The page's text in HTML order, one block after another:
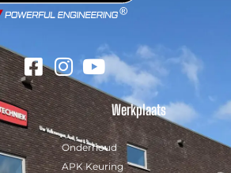
Werkplaats
Onderhoud
APK Keuring